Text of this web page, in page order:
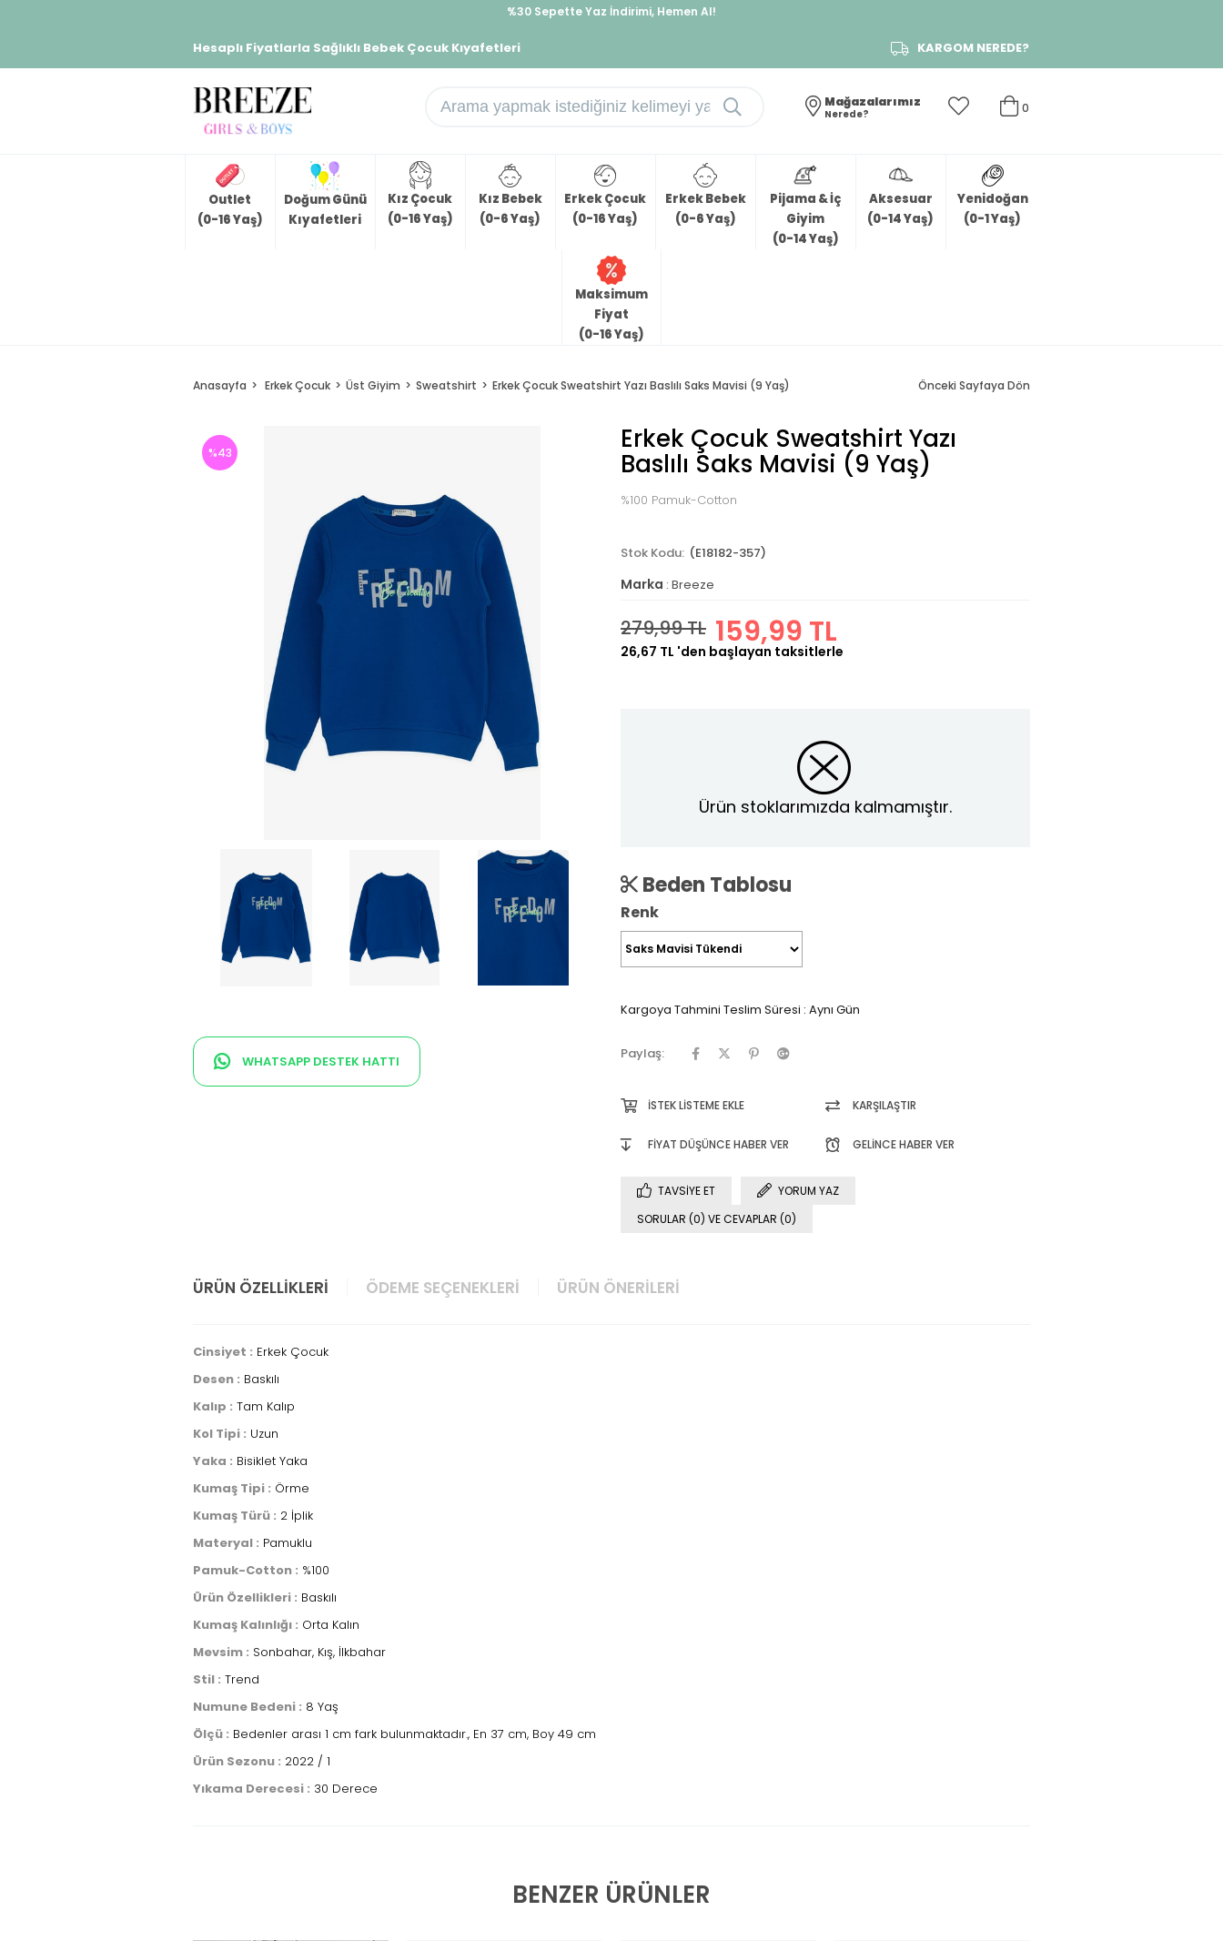
%30 Sepette Yaz İndirimi, Hemen Al!
Hesaplı Fiyatlarla Sağlıklı Bebek Çocuk Kıyafetleri KARGOM NEREDE?
0
Mağazalarımız
Nerede?
Outlet
(0-16 Yaş)
Doğum Günü
Kıyafetleri
Kız Çocuk
(0-16 Yaş)
Kız Bebek
(0-6 Yaş)
Erkek Çocuk
(0-16 Yaş)
Erkek Bebek
(0-6 Yaş)
Pijama & İç
Giyim
(0-14 Yaş)
Aksesuar
(0-14 Yaş)
Yenidoğan
(0-1 Yaş)
Maksimum
Fiyat
(0-16 Yaş)
Anasayfa Erkek Çocuk Üst Giyim Sweatshirt Erkek Çocuk Sweatshirt Yazı Baslılı Saks Mavisi (9 Yaş) Önceki Sayfaya Dön
%43
WHATSAPP DESTEK HATTI
Erkek Çocuk Sweatshirt Yazı
Baslılı Saks Mavisi (9 Yaş)
%100 Pamuk-Cotton
(E18182-357)
Marka : Breeze
279,99 TL 159,99 TL
26,67 TL 'den başlayan taksitlerle
Ürün stoklarımızda kalmamıştır.
Beden Tablosu
Renk
Kargoya Tahmini Teslim Süresi : Aynı Gün
Paylaş:
İSTEK LISTEME EKLE KARŞILAŞTIR
FIYAT DÜŞÜNCE HABER VER GELINCE HABER VER
TAVSIYE ET
YORUM YAZ
SORULAR (0) VE CEVAPLAR (0)
ÜRÜN ÖZELLIKLERI ÖDEME SEÇENEKLERI ÜRÜN ÖNERILERI
Cinsiyet : Erkek Çocuk
Desen : Baskılı
Kalıp : Tam Kalıp
Kol Tipi : Uzun
Yaka : Bisiklet Yaka
Kumaş Tipi : Örme
Kumaş Türü : 2 İplik
Materyal : Pamuklu
Pamuk-Cotton : %100
Ürün Özellikleri : Baskılı
Kumaş Kalınlığı : Orta Kalın
Mevsim : Sonbahar, Kış, İlkbahar
Stil : Trend
Numune Bedeni : 8 Yaş
Ölçü : Bedenler arası 1 cm fark bulunmaktadır., En 37 cm, Boy 49 cm
Ürün Sezonu : 2022 / 1
Yıkama Derecesi : 30 Derece
BENZER ÜRÜNLER